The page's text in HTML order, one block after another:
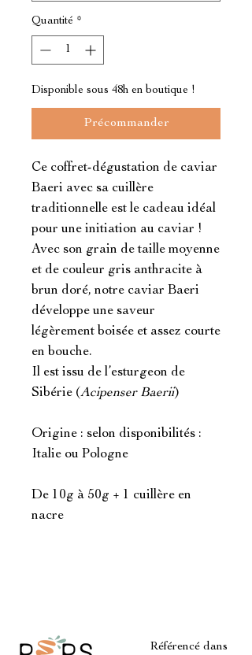
Quantité *
Disponible sous 48h en boutique !
Précommander
Ce coffret-dégustation de caviar
Baeri avec sa cuillère
traditionnelle est le cadeau idéal
pour une initiation au caviar !
Avec son grain de taille moyenne
et de couleur gris anthracite à
brun doré, notre caviar Baeri
développe une saveur
légèrement boisée et assez courte
en bouche.
Il est issu de l’esturgeon de
Sibérie (Acipenser Baerii)
Origine : selon disponibilités :
Italie ou Pologne
De 10g à 50g + 1 cuillère en
nacre
Référencé dans